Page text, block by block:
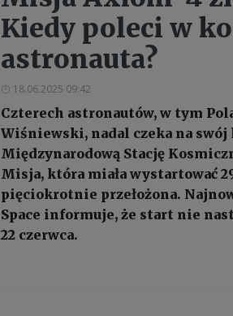
Kiedy poleci w
astronauta?
18.06.2025 09:42
Czterech astronautów, w tym
Wiśniewski, nadal czeka na
Międzynarodową Stację
Misja, która miała wystartować
pięciokrotnie przełożona.
Space informuje, że start nie
22 czerwca.